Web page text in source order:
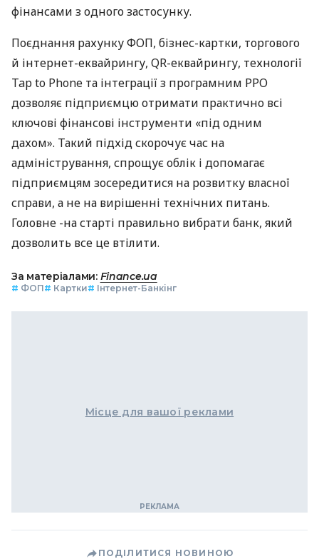
фінансами з одного застосунку.
Поєднання рахунку ФОП, бізнес-картки, торгового
й інтернет-еквайрингу, QR-еквайрингу, технології
Tap to Phone та інтеграції з програмним РРО
дозволяє підприємцю отримати практично всі
ключові фінансові інструменти «під одним
дахом». Такий підхід скорочує час на
адміністрування, спрощує облік і допомагає
підприємцям зосередитися на розвитку власної
справи, а не на вирішенні технічних питань.
Головне -на старті правильно вибрати банк, який
дозволить все це втілити.
За матеріалами: Finance.ua
# ФОП# Картки# Інтернет-Банкінг
Місце для вашої реклами
ПОДІЛИТИСЯ НОВИНОЮ